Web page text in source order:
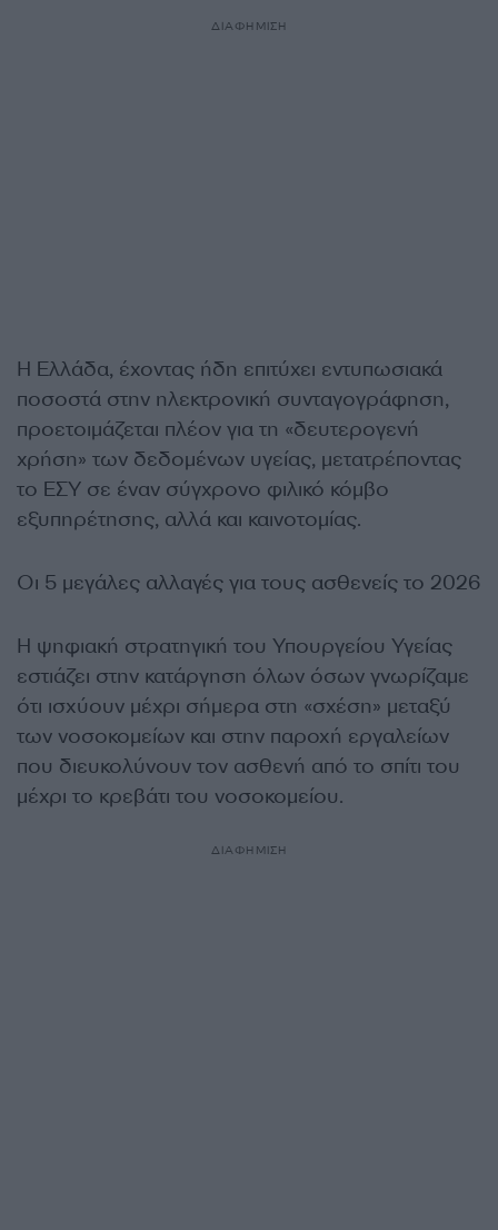
ΔΙΑΦΗΜΙΣΗ
Η Ελλάδα, έχοντας ήδη επιτύχει εντυπωσιακά
ποσοστά στην ηλεκτρονική συνταγογράφηση,
προετοιμάζεται πλέον για τη «δευτερογενή
χρήση» των δεδομένων υγείας, μετατρέποντας
το ΕΣΥ σε έναν σύγχρονο φιλικό κόμβο
εξυπηρέτησης, αλλά και καινοτομίας.
Οι 5 μεγάλες αλλαγές για τους ασθενείς το 2026
Η ψηφιακή στρατηγική του Υπουργείου Υγείας
εστιάζει στην κατάργηση όλων όσων γνωρίζαμε
ότι ισχύουν μέχρι σήμερα στη «σχέση» μεταξύ
των νοσοκομείων και στην παροχή εργαλείων
που διευκολύνουν τον ασθενή από το σπίτι του
μέχρι το κρεβάτι του νοσοκομείου.
ΔΙΑΦΗΜΙΣΗ